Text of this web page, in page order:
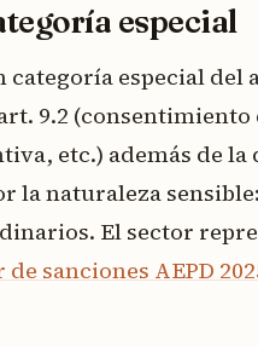
especial
categoría especial del
9.2
etc.) además de la
la naturaleza
El sector
sanciones AEPD